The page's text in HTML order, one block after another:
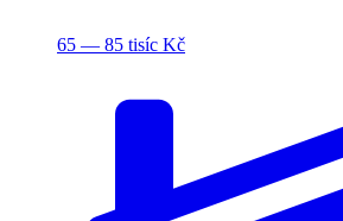
65 — 85 tisíc Kč